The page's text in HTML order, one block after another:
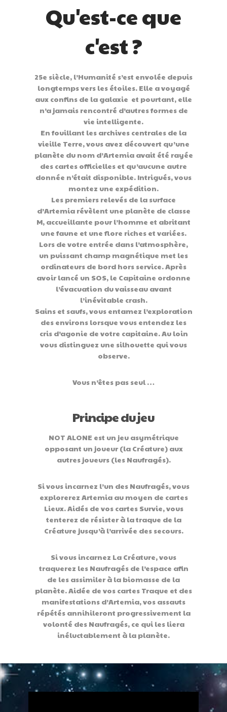
Qu'est-ce que
c'est ?
25e siècle, l’Humanité s’est envolée depuis
longtemps vers les étoiles. Elle a voyagé
aux confins de la galaxie et pourtant, elle
n’a jamais rencontré d’autres formes de
vie intelligente.
En fouillant les archives centrales de la
vieille Terre, vous avez découvert qu’une
planète du nom d’Artemia avait été rayée
des cartes officielles et qu’aucune autre
donnée n’était disponible. Intrigués, vous
montez une expédition.
Les premiers relevés de la surface
d’Artemia révèlent une planète de classe
M, accueillante pour l’homme et abritant
une faune et une flore riches et variées.
Lors de votre entrée dans l’atmosphère,
un puissant champ magnétique met les
ordinateurs de bord hors service. Après
avoir lancé un SOS, le Capitaine ordonne
l’évacuation du vaisseau avant
l’inévitable crash.
Sains et saufs, vous entamez l’exploration
des environs lorsque vous entendez les
cris d’agonie de votre capitaine. Au loin
vous distinguez une silhouette qui vous
observe.
Vous n’êtes pas seul …
Principe du jeu
NOT ALONE est un jeu asymétrique
opposant un joueur (la Créature) aux
autres joueurs (les Naufragés).
Si vous incarnez l’un des Naufragés, vous
explorerez Artemia au moyen de cartes
Lieux. Aidés de vos cartes Survie, vous
tenterez de résister à la traque de la
Créature jusqu’à l’arrivée des secours.
Si vous incarnez La Créature, vous
traquerez les Naufragés de l’espace afin
de les assimiler à la biomasse de la
planète. Aidée de vos cartes Traque et des
manifestations d’Artemia, vos assauts
répétés annihileront progressivement la
volonté des Naufragés, ce qui les liera
inéluctablement à la planète.